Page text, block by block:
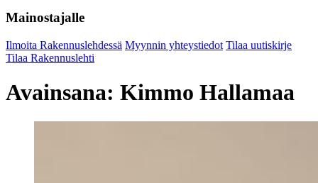
Mainostajalle
Ilmoita Rakennuslehdessä Myynnin yhteystiedot Tilaa uutiskirje
Tilaa Rakennuslehti
Avainsana: Kimmo Hallamaa